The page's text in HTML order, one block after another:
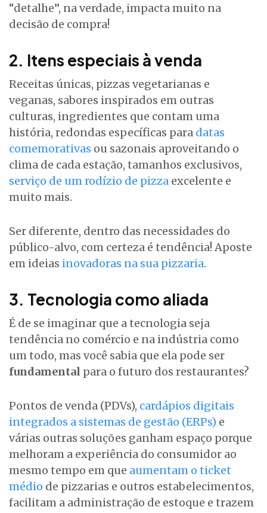
“detalhe”, na verdade, impacta muito na
decisão de compra!
2. Itens especiais à venda
Receitas únicas, pizzas vegetarianas e
veganas, sabores inspirados em outras
culturas, ingredientes que contam uma
história, redondas específicas para datas
comemorativas ou sazonais aproveitando o
clima de cada estação, tamanhos exclusivos,
serviço de um rodízio de pizza excelente e
muito mais.
Ser diferente, dentro das necessidades do
público-alvo, com certeza é tendência! Aposte
em ideias inovadoras na sua pizzaria.
3. Tecnologia como aliada
É de se imaginar que a tecnologia seja
tendência no comércio e na indústria como
um todo, mas você sabia que ela pode ser
fundamental para o futuro dos restaurantes?
Pontos de venda (PDVs), cardápios digitais
integrados a sistemas de gestão (ERPs) e
várias outras soluções ganham espaço porque
melhoram a experiência do consumidor ao
mesmo tempo em que aumentam o ticket
médio de pizzarias e outros estabelecimentos,
facilitam a administração de estoque e trazem